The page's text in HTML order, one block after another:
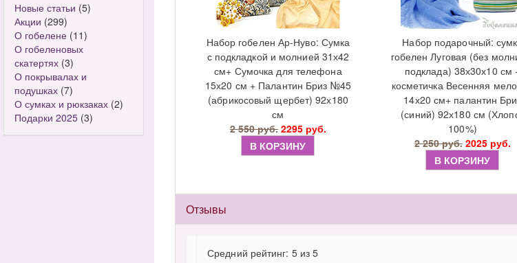
Новые статьи (5)
Акции (299)
О гобелене (11)
О гобеленовых
скатертях (3)
О покрывалах и
подушках (7)
О сумках и рюкзаках (2)
Подарки 2025 (3)
Набор гобелен Ар-Нуво: Сумка
с подкладкой и молнией 31х42
см+ Сумочка для телефона
15х20 см + Палантин Бриз №45
(абрикосовый щербет) 92х180
см
2 550 руб. 2295 руб.
В КОРЗИНУ
Набор подарочный:
гобелен Луговая (без
подклада) 38х30х10 см
косметичка Весенняя
14х20 см+ палантин
(синий) 92х180 см
100%)
2 250 руб. 2025 руб.
В КОРЗИНУ
Отзывы
Средний рейтинг: 5 из 5